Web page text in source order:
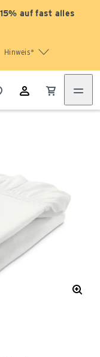
auf fast alles
Hinweis*